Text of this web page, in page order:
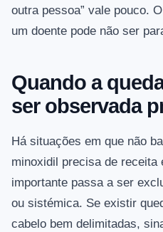
outra pessoa” vale pouco.
um doente pode não ser
Quando a
ser observada
Há situações em que não
minoxidil precisa de receita
importante passa a ser
ou sistémica. Se existir
cabelo bem delimitadas,